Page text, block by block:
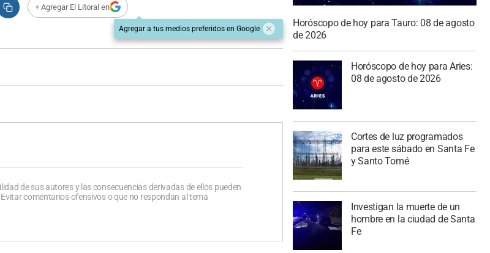
+ Agregar El Litoral en
Agregar a tus medios preferidos en Google
de sus autores y las consecuencias derivadas de ellos pueden
comentarios ofensivos o que no respondan al tema
Horóscopo de hoy para Tauro: 08 de agosto
de 2026
Horóscopo de hoy para Aries:
08 de agosto de 2026
Cortes de luz programados
para este sábado en Santa Fe
y Santo Tomé
Investigan la muerte de un
hombre en la ciudad de Santa
Fe